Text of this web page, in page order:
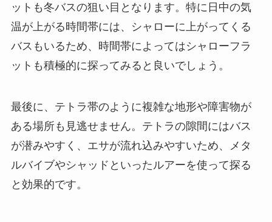
ットも冬バスの狙い目となります。特に日中の気
温が上がる時間帯には、シャローに上がってくる
バスもいるため、時間帯によってはシャローフラ
ットも積極的に探ってみると良いでしょう。
最後に、テトラ帯のように複雑な地形や障害物が
ある場所も見逃せません。テトラの隙間にはバス
が潜みやすく、エサが流れ込みやすいため、メタ
ルバイブやシャッドといったルアーを使って探る
と効果的です。